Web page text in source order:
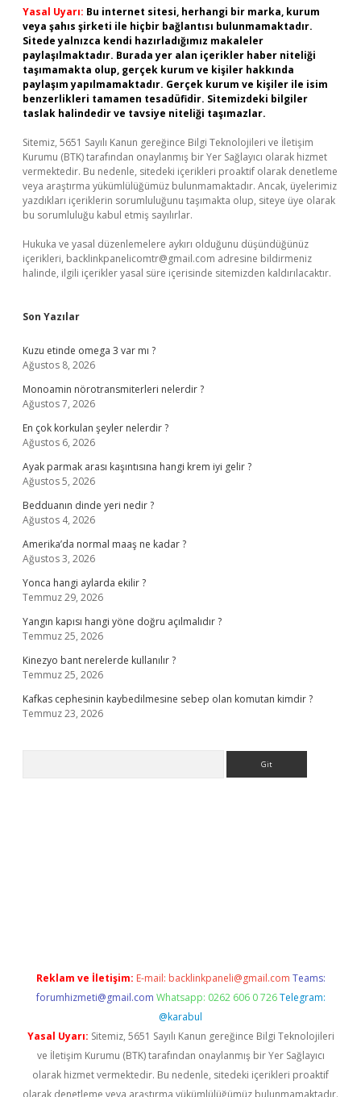
Yasal Uyarı: Bu internet sitesi, herhangi bir marka, kurum
veya şahıs şirketi ile hiçbir bağlantısı bulunmamaktadır.
Sitede yalnızca kendi hazırladığımız makaleler
paylaşılmaktadır. Burada yer alan içerikler haber niteliği
taşımamakta olup, gerçek kurum ve kişiler hakkında
paylaşım yapılmamaktadır. Gerçek kurum ve kişiler ile isim
benzerlikleri tamamen tesadüfidir. Sitemizdeki bilgiler
taslak halindedir ve tavsiye niteliği taşımazlar.
Sitemiz, 5651 Sayılı Kanun gereğince Bilgi Teknolojileri ve İletişim
Kurumu (BTK) tarafından onaylanmış bir Yer Sağlayıcı olarak hizmet
vermektedir. Bu nedenle, sitedeki içerikleri proaktif olarak denetleme
veya araştırma yükümlülüğümüz bulunmamaktadır. Ancak, üyelerimiz
yazdıkları içeriklerin sorumluluğunu taşımakta olup, siteye üye olarak
bu sorumluluğu kabul etmiş sayılırlar.
Hukuka ve yasal düzenlemelere aykırı olduğunu düşündüğünüz
içerikleri, backlinkpanelicomtr@gmail.com adresine bildirmeniz
halinde, ilgili içerikler yasal süre içerisinde sitemizden kaldırılacaktır.
Son Yazılar
Kuzu etinde omega 3 var mı ?
Ağustos 8, 2026
Monoamin nörotransmiterleri nelerdir ?
Ağustos 7, 2026
En çok korkulan şeyler nelerdir ?
Ağustos 6, 2026
Ayak parmak arası kaşıntısına hangi krem iyi gelir ?
Ağustos 5, 2026
Bedduanın dinde yeri nedir ?
Ağustos 4, 2026
Amerika’da normal maaş ne kadar ?
Ağustos 3, 2026
Yonca hangi aylarda ekilir ?
Temmuz 29, 2026
Yangın kapısı hangi yöne doğru açılmalıdır ?
Temmuz 25, 2026
Kinezyo bant nerelerde kullanılır ?
Temmuz 25, 2026
Kafkas cephesinin kaybedilmesine sebep olan komutan kimdir ?
Temmuz 23, 2026
Reklam ve İletişim: E-mail: backlinkpaneli@gmail.com Teams:
forumhizmeti@gmail.com Whatsapp: 0262 606 0 726 Telegram:
@karabul
Yasal Uyarı: Sitemiz, 5651 Sayılı Kanun gereğince Bilgi Teknolojileri
ve İletişim Kurumu (BTK) tarafından onaylanmış bir Yer Sağlayıcı
olarak hizmet vermektedir. Bu nedenle, sitedeki içerikleri proaktif
olarak denetleme veya araştırma yükümlülüğümüz bulunmamaktadır.